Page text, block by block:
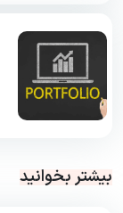
بیشتر بخوانید